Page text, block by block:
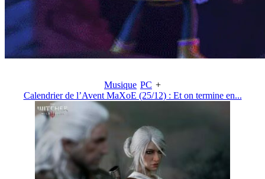
Musique PC +
Calendrier de l’Avent MaXoE (25/12) : Et on termine en...